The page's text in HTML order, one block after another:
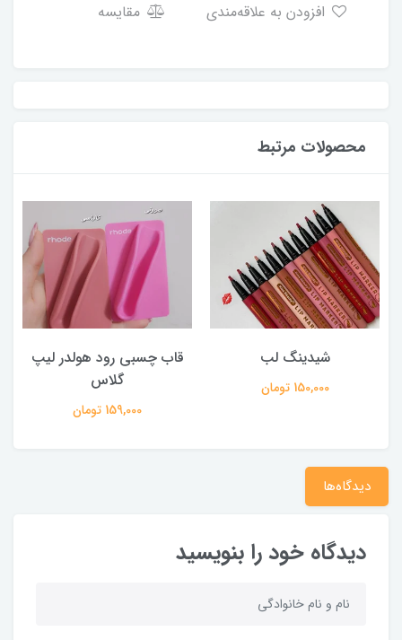
مقایسه
محصولات مرتبط
شیدینگ لب
150,000 تومان
قاب چسبی رود هولدر لیپ
گلاس
159,000 تومان
دیدگاه‌ها
دیدگاه خود را بنویسید